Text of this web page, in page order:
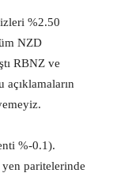
%2.50
NZD
RBNZ ve
%-0.1).
paritelerinde